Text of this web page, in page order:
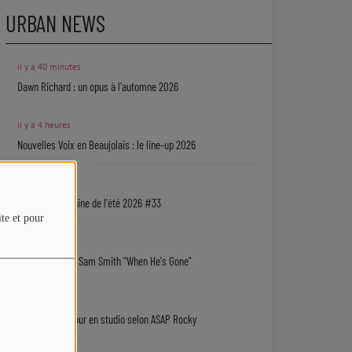
et pour
URBAN NEWS
il y a 40 minutes
Dawn Richard : un opus à l'automne 2026
il y a 4 heures
Nouvelles Voix en Beaujolais : le line-up 2026
La playlist urbaine de l'été 2026 #33
Coup de cœur : Sam Smith "When He's Gone"
Rihanna de retour en studio selon ASAP Rocky